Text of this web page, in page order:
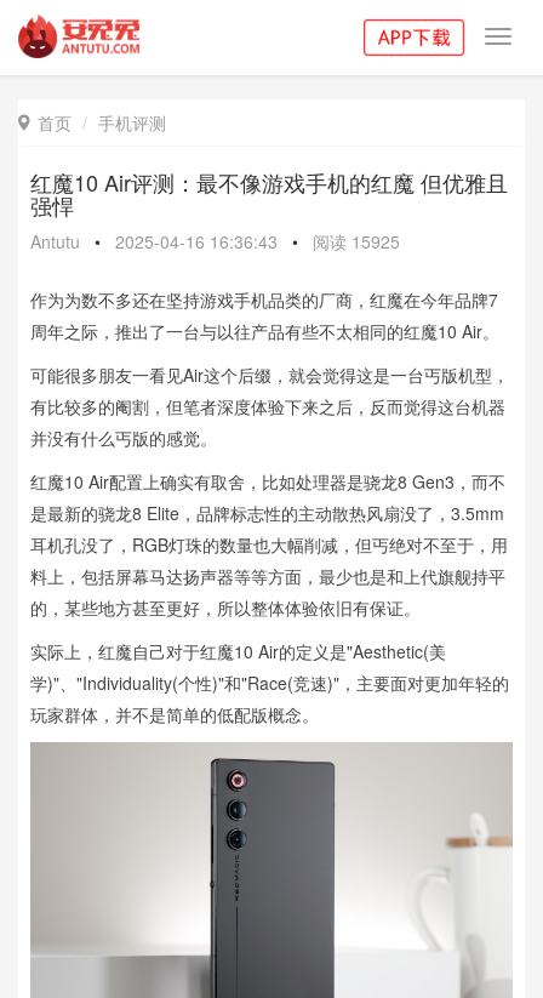
 首页 手机评测
红魔10 Air评测：最不像游戏手机的红魔 但优雅且
强悍
Antutu • 2025-04-16 16:36:43 • 阅读 15925
作为为数不多还在坚持游戏手机品类的厂商，红魔在今年品牌7
周年之际，推出了一台与以往产品有些不太相同的红魔10 Air。
可能很多朋友一看见Air这个后缀，就会觉得这是一台丐版机型，
有比较多的阉割，但笔者深度体验下来之后，反而觉得这台机器
并没有什么丐版的感觉。
红魔10 Air配置上确实有取舍，比如处理器是骁龙8 Gen3，而不
是最新的骁龙8 Elite，品牌标志性的主动散热风扇没了，3.5mm
耳机孔没了，RGB灯珠的数量也大幅削减，但丐绝对不至于，用
料上，包括屏幕马达扬声器等等方面，最少也是和上代旗舰持平
的，某些地方甚至更好，所以整体体验依旧有保证。
实际上，红魔自己对于红魔10 Air的定义是"Aesthetic(美
学)"、"Individuality(个性)"和"Race(竞速)"，主要面对更加年轻的
玩家群体，并不是简单的低配版概念。